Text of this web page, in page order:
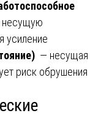
усиление
— несущая
риск обрушения